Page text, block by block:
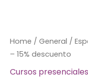
Home / General /
– 15% descuento
Cursos presenciales